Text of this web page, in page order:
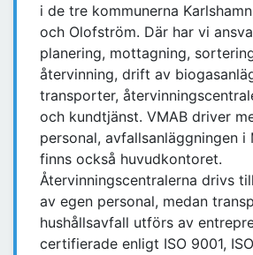
i de tre kommunerna
och Olofström. Där har vi
planering, mottagning,
återvinning, drift av
transporter,
och kundtjänst. VMAB driver
personal, avfallsanläggningen i
finns också huvudkontoret.
Återvinningscentralerna drivs
av egen personal, medan
hushållsavfall utförs av
certifierade enligt ISO 9001,